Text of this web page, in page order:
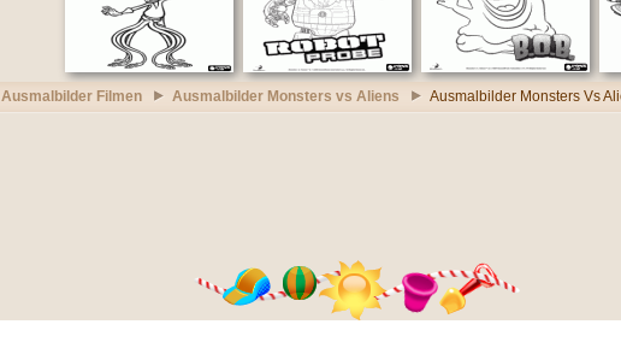
Ausmalbilder Filmen Ausmalbilder Monsters vs Aliens Ausmalbilder Monsters Vs